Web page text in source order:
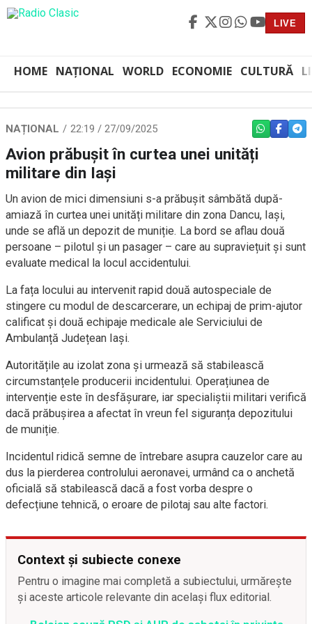
LIVE
HOME NAȚIONAL WORLD ECONOMIE CULTURĂ
NAȚIONAL 22:19 / 27/09/2025 WHATSAPP
Avion prăbușit în curtea unei unități
militare din Iași
Un avion de mici dimensiuni s-a prăbușit sâmbătă după-
amiază în curtea unei unități militare din zona Dancu, Iași,
unde se află un depozit de muniție. La bord se aflau două
persoane – pilotul și un pasager – care au supraviețuit și sunt
evaluate medical la locul accidentului.
La fața locului au intervenit rapid două autospeciale de
stingere cu modul de descarcerare, un echipaj de prim-ajutor
calificat și două echipaje medicale ale Serviciului de
Ambulanță Județean Iași.
Autoritățile au izolat zona și urmează să stabilească
circumstanțele producerii incidentului. Operațiunea de
intervenție este în desfășurare, iar specialiștii militari verifică
dacă prăbușirea a afectat în vreun fel siguranța depozitului
de muniție.
Incidentul ridică semne de întrebare asupra cauzelor care au
dus la pierderea controlului aeronavei, urmând ca o anchetă
oficială să stabilească dacă a fost vorba despre o
defecțiune tehnică, o eroare de pilotaj sau alte factori.
Context și subiecte conexe
Pentru o imagine mai completă a subiectului, urmărește
și aceste articole relevante din același flux editorial.